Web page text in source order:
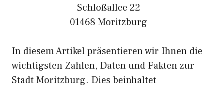
Schloßallee 22
01468 Moritzburg
In diesem Artikel präsentieren wir Ihnen die
wichtigsten Zahlen, Daten und Fakten zur
Stadt Moritzburg. Dies beinhaltet